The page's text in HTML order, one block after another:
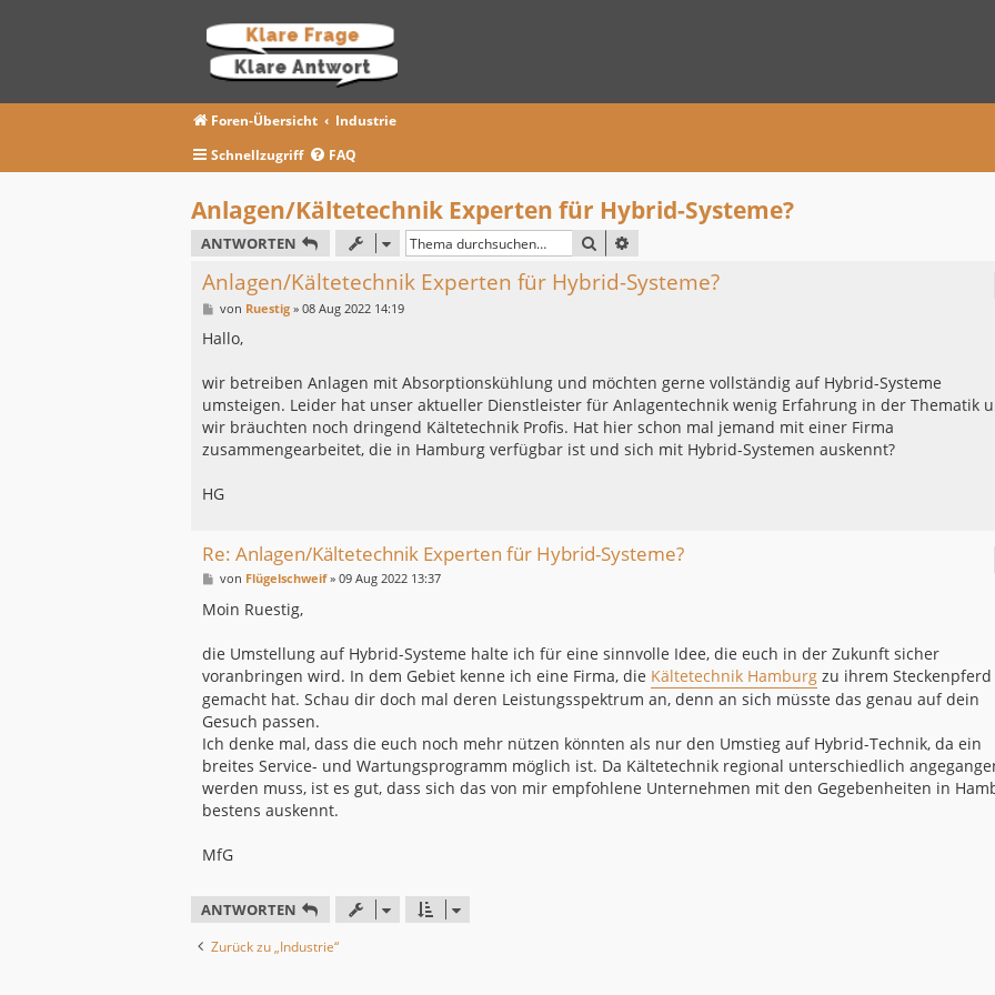
Foren-Übersicht
Industrie
Schnellzugriff
FAQ
Anlagen/Kältetechnik Experten für Hybrid-Systeme?
ANTWORTEN SUCHE
Anlagen/Kältetechnik Experten für Hybrid-Systeme?
B
i
a
g
von Ruestig» 08 Aug 2022 14:19
Hallo,
wir betreiben Anlagen mit Absorptionskühlung und möchten gerne vollständig auf Hybrid-Systeme
umsteigen. Leider hat unser aktueller Dienstleister für Anlagentechnik wenig Erfahrung in der Thematik
wir bräuchten noch dringend Kältetechnik Profis. Hat hier schon mal jemand mit einer Firma
zusammengearbeitet, die in Hamburg verfügbar ist und sich mit Hybrid-Systemen auskennt?
HG
Re: Anlagen/Kältetechnik Experten für Hybrid-Systeme?
B
i
t
a
g
von Flügelschweif» 09 Aug 2022 13:37
Moin Ruestig,
die Umstellung auf Hybrid-Systeme halte ich für eine sinnvolle Idee, die euch in der Zukunft sicher
voranbringen wird. In dem Gebiet kenne ich eine Firma, die Kältetechnik Hamburg zu ihrem Steckenpferd
gemacht hat. Schau dir doch mal deren Leistungsspektrum an, denn an sich müsste das genau auf dein
Gesuch passen.
Ich denke mal, dass die euch noch mehr nützen könnten als nur den Umstieg auf Hybrid-Technik, da ein
breites Service- und Wartungsprogramm möglich ist. Da Kältetechnik regional unterschiedlich
werden muss, ist es gut, dass sich das von mir empfohlene Unternehmen mit den Gegebenheiten in
bestens auskennt.
MfG
ANTWORTEN
Zurück zu „Industrie“